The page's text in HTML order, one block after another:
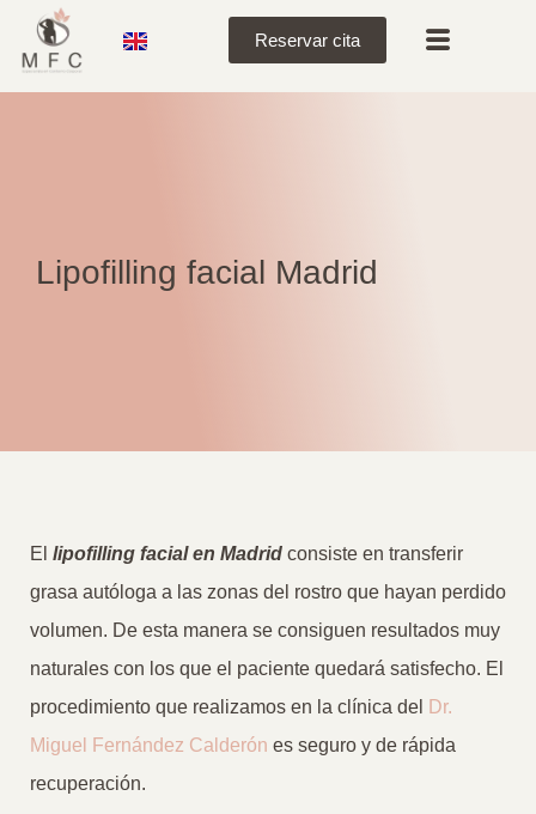
Reservar cita
Lipofilling facial Madrid
El lipofilling facial en Madrid consiste en transferir
grasa autóloga a las zonas del rostro que hayan perdido
volumen. De esta manera se consiguen resultados muy
naturales con los que el paciente quedará satisfecho. El
procedimiento que realizamos en la clínica del
Dr.
Miguel Fernández Calderón es seguro y de rápida
recuperación.